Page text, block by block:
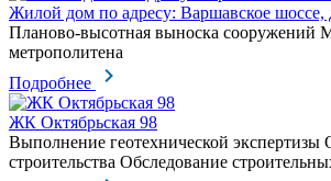
Жилой дом по адресу: Варшавское
Планово-высотная выноска сооружений
метрополитена
Подробнее
ЖК Октябрьская 98
Выполнение геотехнической экспертизы
строительства Обследование